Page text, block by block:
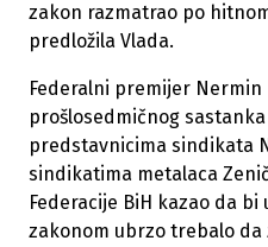
zakon razmatrao po
predložila Vlada.
Federalni premijer Nermin
prošlosedmičnog sastanka
predstavnicima sindikata
sindikatima metalaca
Federacije BiH kazao da bi
zakonom ubrzo trebalo da